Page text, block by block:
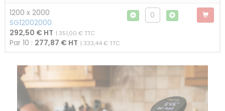
1200 x 2000
SG12002000
292,50 € HT | 351,00 € TTC
Par 10 : 277,87 € HT | 333,44 € TTC